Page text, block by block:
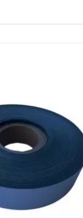
Додати
до
списку